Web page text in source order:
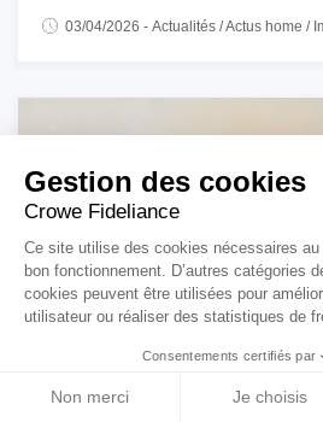
03/04/2026 - Actualités /Actus home /
Gestion des cookies
Crowe Fideliance
Ce site utilise des cookies nécessaires au
bon fonctionnement. D’autres catégories
cookies peuvent être utilisées pour
utilisateur ou réaliser des statistiques de
Consentements certifiés par
Non merci Je choisis